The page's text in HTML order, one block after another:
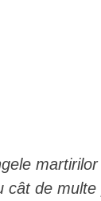
cât de